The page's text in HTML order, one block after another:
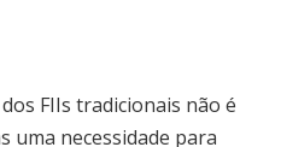
FIIs tradicionais não é
uma necessidade para